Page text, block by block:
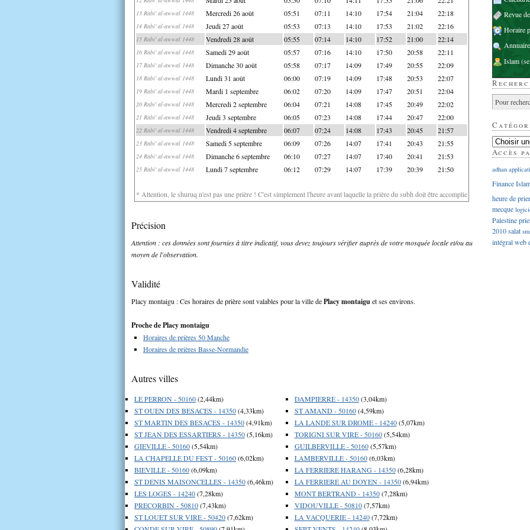
13 Rabi' al-awwal 1448 Mercredi 26 août 05:51 07:11 14:10 17:54 21:04 22:18
14 Rabi' al-awwal 1448 Jeudi 27 août 05:53 07:13 14:10 17:53 21:02 22:16
15 Rabi' al-awwal 1448 Vendredi 28 août 05:55 07:14 14:10 17:52 21:00 22:14
16 Rabi' al-awwal 1448 Samedi 29 août 05:57 07:16 14:10 17:50 20:58 22:11
17 Rabi' al-awwal 1448 Dimanche 30 août 05:58 07:17 14:09 17:49 20:55 22:09
18 Rabi' al-awwal 1448 Lundi 31 août 06:00 07:19 14:09 17:48 20:53 22:07
19 Rabi' al-awwal 1448 Mardi 1 septembre 06:02 07:20 14:09 17:47 20:51 22:04
20 Rabi' al-awwal 1448 Mercredi 2 septembre 06:04 07:21 14:08 17:45 20:49 22:02
21 Rabi' al-awwal 1448 Jeudi 3 septembre 06:05 07:23 14:08 17:44 20:47 22:00
22 Rabi' al-awwal 1448 Vendredi 4 septembre 06:07 07:24 14:08 17:43 20:45 21:57
23 Rabi' al-awwal 1448 Samedi 5 septembre 06:09 07:26 14:07 17:41 20:43 21:55
24 Rabi' al-awwal 1448 Dimanche 6 septembre 06:10 07:27 14:07 17:40 20:41 21:53
25 Rabi' al-awwal 1448 Lundi 7 septembre 06:12 07:29 14:07 17:39 20:39 21:50
* Attention, le shuruq n'est pas une prière ! C'est simplement l'heure avant laquelle la prière du subh doit être accomplie
Précision
Attention : ces données sont fournies à titre indicatif, vous devez toujours vérifier auprès de votre mosquée locale et/ou au
moyen de l'observation.
Validité
Placy montaigu : Ces horaires de prière sont valables pour la ville dePlacy montaiguet ses environs.
Proche de Placy montaigu
Horaires de prières 50 Manche
Horaires de prières Basse-Normandie
Autres villes
LE PERRON - 50160(2,44km)
ST OUEN DES BESACES - 14350(4,33km)
ST MARTIN DES BESACES - 14350(4,91km)
ST JEAN DES ESSARTIERS - 14350(5,16km)
GIEVILLE - 50160(5,54km)
LA CHAPELLE DU FEST - 50160(6,02km)
BIEVILLE - 50160(6,09km)
ST DENIS MAISONCELLES - 14350(6,46km)
LES LOGES - 14240(7,28km)
PRECORBIN - 50810(7,43km)
ST LOUET SUR VIRE - 50420(7,62km)
DAMPIERRE - 14350(3,04km)
ST AMAND - 50160(4,59km)
LA LANDE SUR DROME - 14240(5,07km)
TORIGNI SUR VIRE - 50160(5,54km)
GUILBERVILLE - 50160(5,57km)
LAMBERVILLE - 50160(6,03km)
LA FERRIERE HARANG - 14350(6,28km)
LA FERRIERE AU DOYEN - 14350(6,94km)
MONT BERTRAND - 14350(7,28km)
VIDOUVILLE - 50810(7,57km)
LA VACQUERIE - 14240(7,72km)
Revue
Horaire
Islam
Accès
adhan
Finance
heure de
mecque
Palestine
2010salat
intégralweb